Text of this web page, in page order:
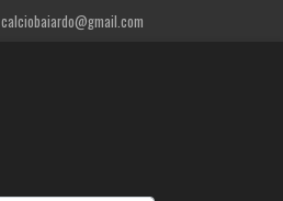
calciobaiardo@gmail.com